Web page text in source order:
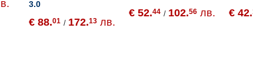
3.0
€ 88.01 / 172.13 лв.
€ 52.44 / 102.56 лв. € 42.